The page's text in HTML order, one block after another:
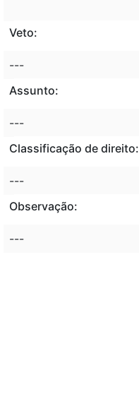
Veto:
---
Assunto:
---
Classificação de direito:
---
Observação:
---